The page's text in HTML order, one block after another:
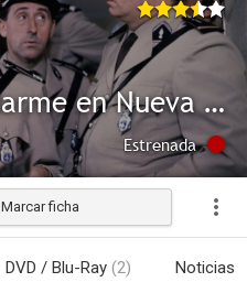
El gendarme en Nueva York
Estrenada
Marcar ficha
DVD / Blu-Ray (2) Noticias